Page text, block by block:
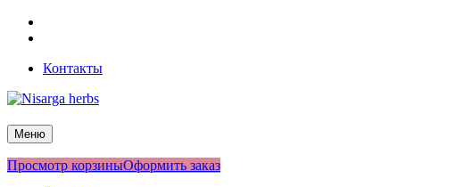
Перейти
Контакты
Nisarga herbs
Меню
Просмотр корзиныОформить заказ